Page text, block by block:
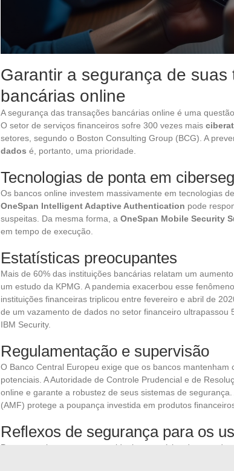
Garantir a segurança de suas
bancárias online
A segurança das transações bancárias online é uma
O setor de serviços financeiros sofre 300 vezes mais
setores, segundo o Boston Consulting Group (BCG). A
dados é, portanto, uma prioridade.
Tecnologias de ponta em
Os bancos online investem massivamente em tecnologias
OneSpan Intelligent Adaptive Authentication pode
suspeitas. Da mesma forma, a OneSpan Mobile Security
em tempo de execução.
Estatísticas preocupantes
Mais de 60% das instituições bancárias relatam um
um estudo da KPMG. A pandemia exacerbou esse
instituições financeiras triplicou entre fevereiro e abril de
de um vazamento de dados no setor financeiro ultrapassou
IBM Security.
Regulamentação e supervisão
O Banco Central Europeu exige que os bancos
potenciais. A Autoridade de Controle Prudencial e de
online e garante a robustez de seus sistemas de
(AMF) protege a poupança investida em produtos
Reflexos de segurança para os
Para garantir uma segurança ideal, os usuários devem